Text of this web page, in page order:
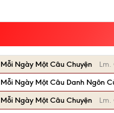
Mỗi Ngày Một Câu Chuyện
Lm.
Mỗi Ngày Một Câu Danh Ngôn
Mỗi Ngày Một Câu Chuyện
Lm.